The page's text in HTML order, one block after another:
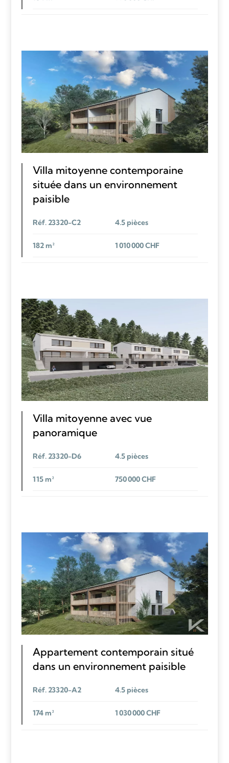
Villa mitoyenne contemporaine
située dans un environnement
paisible
Réf. 23320-C2 4.5 pièces
182 m² 1 010 000 CHF
Villa mitoyenne avec vue
panoramique
Réf. 23320-D6 4.5 pièces
115 m² 750 000 CHF
Appartement contemporain situé
dans un environnement paisible
Réf. 23320-A2 4.5 pièces
174 m² 1 030 000 CHF